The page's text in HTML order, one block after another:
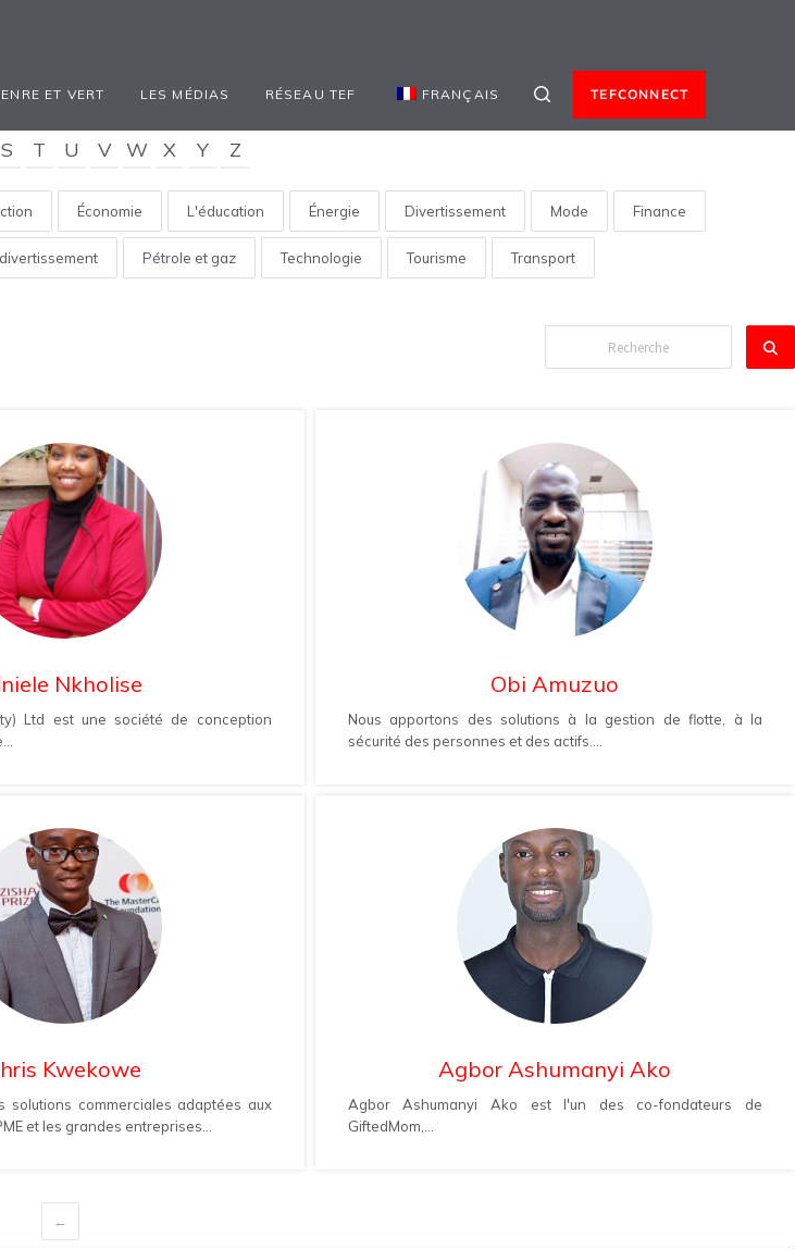
ET VERT LES MÉDIAS RÉSEAU TEF FRANÇAIS TEFCONNECT
S T U V W X Y Z
Économie L'éducation Énergie Divertissement Mode Finance
Pétrole et gaz Technologie Tourisme Transport
Nkholise
Ltd est une société de conception
Obi Amuzuo
Nous apportons des solutions à la gestion de flotte, à la
sécurité des personnes et des actifs....
Kwekowe
solutions commerciales adaptées aux
et les grandes entreprises...
Agbor Ashumanyi Ako
Agbor Ashumanyi Ako est l'un des co-fondateurs de
GiftedMom,...
←